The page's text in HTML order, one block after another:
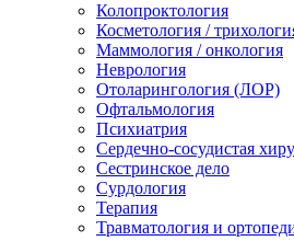
Колопроктология
Косметология /
Маммология / онкология
Неврология
Отоларингология (ЛОР)
Офтальмология
Психиатрия
Сердечно-сосудистая
Сестринское дело
Сурдология
Терапия
Травматология и